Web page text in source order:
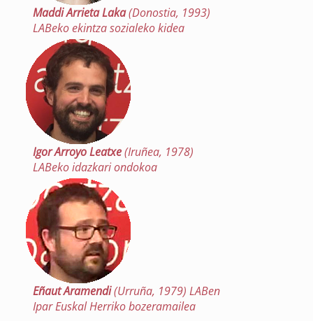
Maddi Arrieta Laka(Donostia, 1993)
LABeko ekintza sozialeko kidea
Igor Arroyo Leatxe(Iruñea, 1978)
LABeko idazkari ondokoa
Eñaut Aramendi(Urruña, 1979) LABen
Ipar Euskal Herriko bozeramailea